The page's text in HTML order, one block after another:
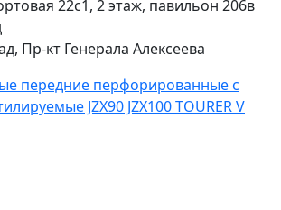
22с1, 2 этаж, павильон 206в
Пр-кт Генерала Алексеева
передние перфорированные с
JZX90 JZX100 TOURER V